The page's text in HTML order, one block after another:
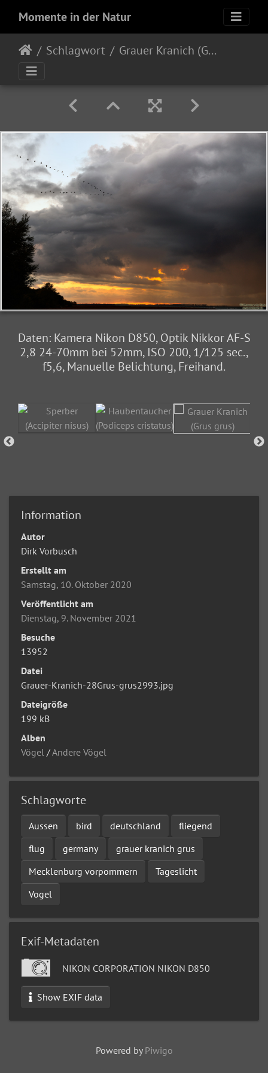
Momente in der Natur
Schlagwort Grauer Kranich (Grus grus)
Daten: Kamera Nikon D850, Optik Nikkor AF-S
2,8 24-70mm bei 52mm, ISO 200, 1/125 sec.,
f5,6, Manuelle Belichtung, Freihand.
Information
Autor
Dirk Vorbusch
Erstellt am
Samstag, 10. Oktober 2020
Veröffentlicht am
Dienstag, 9. November 2021
Besuche
13952
Datei
Grauer-Kranich-28Grus-grus2993.jpg
Dateigröße
199 kB
Alben
Vögel /Andere Vögel
Schlagworte
Aussen bird deutschland
fliegend
flug
germany
grauer kranich grus
Mecklenburg vorpommern
Tageslicht
Vogel
Exif-Metadaten
NIKON CORPORATION NIKON D850
Show EXIF data
Powered by Piwigo